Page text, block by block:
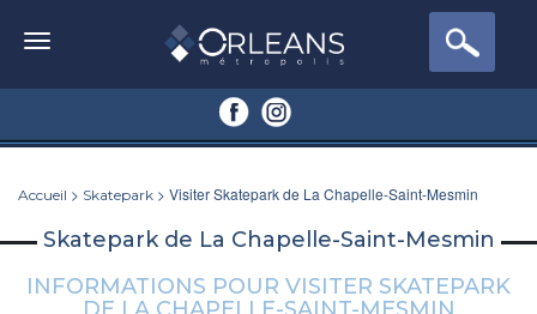
Accueil > Skatepark > Visiter Skatepark de La Chapelle-Saint-Mesmin
Skatepark de La Chapelle-Saint-Mesmin
INFORMATIONS POUR VISITER SKATEPARK